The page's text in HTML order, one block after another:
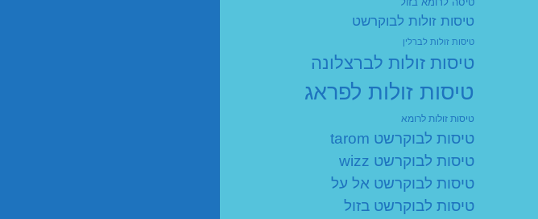
טיסה לרומא בזול
טיסות זולות לבוקרשט
טיסות זולות לברלין
טיסות זולות לברצלונה
טיסות זולות לפראג
טיסות זולות לרומא
טיסות לבוקרשט tarom
טיסות לבוקרשט wizz
טיסות לבוקרשט אל על
טיסות לבוקרשט בזול